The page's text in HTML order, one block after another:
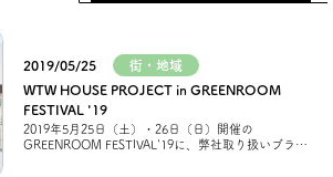
ビュー
2019/05/25
街・地域
WTW HOUSE PROJECT in GREENROOM
FESTIVAL '19
2019年5月25日（土）・26日（日）開催の
GREENROOM FESTIVAL'19に、弊社取り扱いブラン